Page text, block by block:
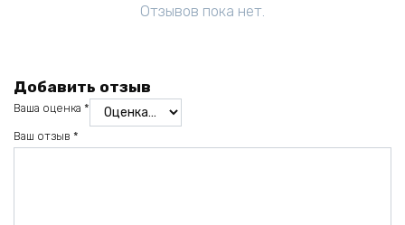
Отзывов пока нет.
Добавить отзыв
Ваша оценка *
Ваш отзыв *